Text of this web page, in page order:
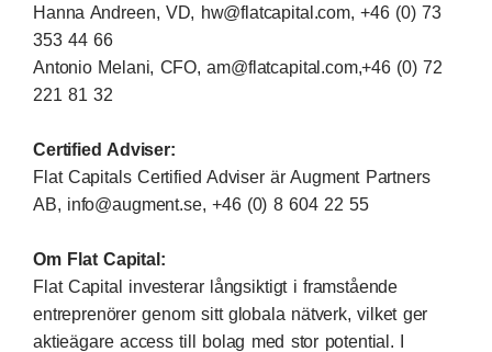
Hanna Andreen, VD, hw@flatcapital.com, +46 (0) 73
353 44 66
Antonio Melani, CFO,am@flatcapital.com,+46 (0) 72
221 81 32
Certified Adviser:
Flat Capitals Certified Adviser är Augment Partners
AB, info@augment.se, +46 (0) 8 604 22 55
Om Flat Capital:
Flat Capital investerar långsiktigt i framstående
entreprenörer genom sitt globala nätverk, vilket ger
aktieägare access till bolag med stor potential. I